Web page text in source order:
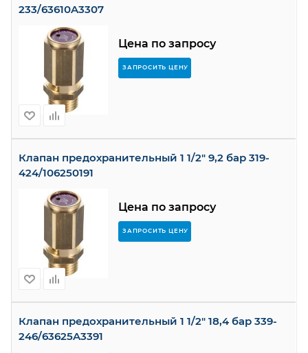
233/63610A3307
Цена по запросу
ЗАПРОСИТЬ ЦЕНУ
Клапан предохранительный 1 1/2" 9,2 бар 319-
424/106250191
Цена по запросу
ЗАПРОСИТЬ ЦЕНУ
Клапан предохранительный 1 1/2" 18,4 бар 339-
246/63625A3391